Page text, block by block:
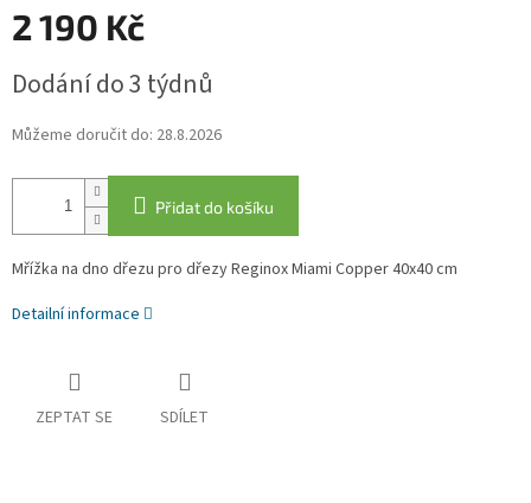
2 190 Kč
cena:
Dodání do 3 týdnů
Můžeme doručit do: 28.8.2026
Přidat do košíku
Mřížka na dno dřezu pro dřezy Reginox Miami Copper 40x40 cm
Detailní informace
ZEPTAT SE SDÍLET